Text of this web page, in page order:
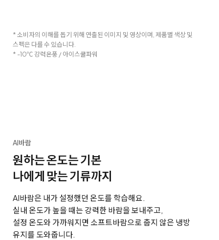
* 소비자의 이해를 돕기 위해 연출된 이미지 및 영상이며, 제품별 색상 및
스펙은 다를 수 있습니다.
* -10℃ 강력온풍 / 아이스쿨파워
AI바람
원하는 온도는 기본
나에게 맞는 기류까지
AI바람은 내가 설정했던 온도를 학습해요.
실내 온도가 높을 때는 강력한 바람을 보내주고,
설정 온도와 가까워지면 소프트바람으로 춥지 않은 냉방
유지를 도와줍니다.